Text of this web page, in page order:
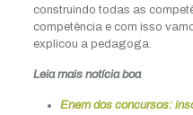
construindo todas as
competência e com isso
explicou a pedagoga.
Leia mais notícia boa
Enem dos concursos: